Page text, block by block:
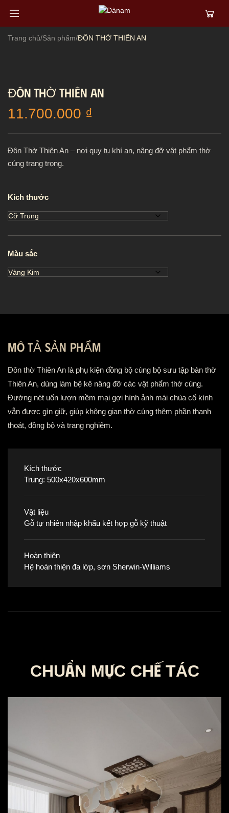
Trang chủ/Sản phẩm/ĐÔN THỜ THIÊN AN
ĐÔN THỜ THIÊN AN
11.700.000 ₫
Đôn Thờ Thiên An – nơi quy tụ khí an, nâng đỡ vật phẩm thờ
cúng trang trọng.
Kích thước
Màu sắc
MÔ TẢ SẢN PHẨM
Đôn thờ Thiên An là phụ kiện đồng bộ cùng bộ sưu tập bàn thờ
Thiên An, dùng làm bệ kê nâng đỡ các vật phẩm thờ cúng.
Đường nét uốn lượn mềm mại gợi hình ảnh mái chùa cổ kính
vẫn được gìn giữ, giúp không gian thờ cúng thêm phần thanh
thoát, đồng bộ và trang nghiêm.
Kích thước
Trung: 500x420x600mm
Vật liệu
Gỗ tự nhiên nhập khẩu kết hợp gỗ kỹ thuật
Hoàn thiện
Hệ hoàn thiện đa lớp, sơn Sherwin-Williams
CHUẨN MỰC CHẾ TÁC